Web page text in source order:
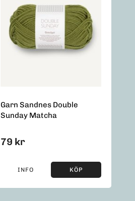
Garn Sandnes Double
Sunday Matcha
79 kr
INFO KÖP